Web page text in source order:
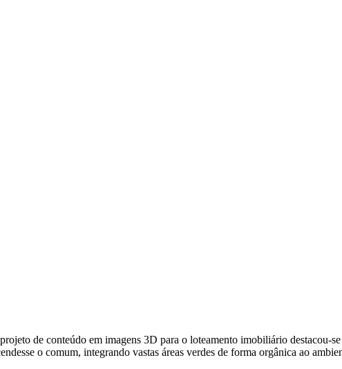
de conteúdo em imagens 3D para o loteamento imobiliário destacou-
o comum, integrando vastas áreas verdes de forma orgânica ao